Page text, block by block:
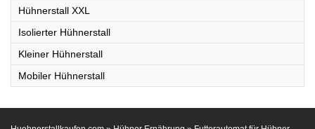
Hühnerstall XXL
Isolierter Hühnerstall
Kleiner Hühnerstall
Mobiler Hühnerstall